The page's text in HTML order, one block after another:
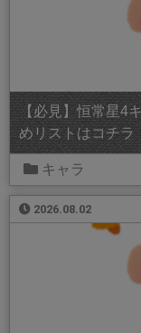
【必見】恒常星4
めリストはコチラ
キャラ
2026.08.02